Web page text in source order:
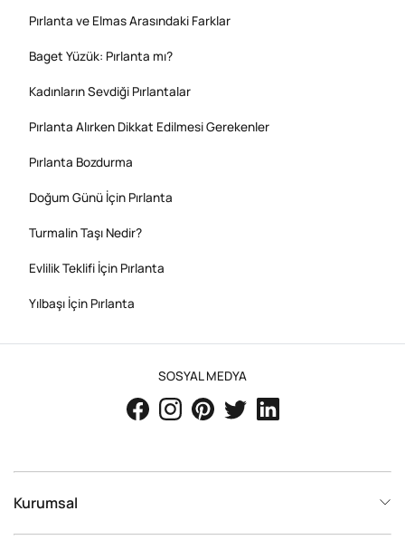
Pırlanta ve Elmas Arasındaki Farklar
Baget Yüzük: Pırlanta mı?
Kadınların Sevdiği Pırlantalar
Pırlanta Alırken Dikkat Edilmesi Gerekenler
Pırlanta Bozdurma
Doğum Günü İçin Pırlanta
Turmalin Taşı Nedir?
Evlilik Teklifi İçin Pırlanta
Yılbaşı İçin Pırlanta
SOSYAL MEDYA
Kurumsal